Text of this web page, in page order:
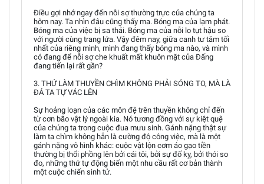
Điều gợi nhớ ngay đến nỗi sợ thường trực của chúng ta
hôm nay. Ta nhìn đâu cũng thấy ma. Bóng ma của lạm phát.
Bóng ma của việc bị sa thải. Bóng ma của nỗi lo tụt hậu so
với người cùng trang lứa. Vậy đêm nay, giữa canh tư tăm tối
nhất của riêng mình, mình đang thấy bóng ma nào, và mình
có đang để nỗi sợ che khuất mất khuôn mặt của Đấng
đang tiến lại rất gần?
3. THỨ LÀM THUYỀN CHÌM KHÔNG PHẢI SÓNG TO, MÀ LÀ
ĐÁ TA TỰ VÁC LÊN
Sự hoảng loạn của các môn đệ trên thuyền không chỉ đến
từ cơn bão vật lý ngoài kia. Nó tương đồng với sự kiệt quệ
của chúng ta trong cuộc đua mưu sinh. Gánh nặng thật sự
làm ta chìm không hẳn là cường độ công việc, mà là một
gánh nặng vô hình khác: cuộc vật lộn cơm áo gạo tiền
thường bị thổi phồng lên bởi cái tôi, bởi sự đố kỵ, bởi thói so
đo, những thứ tự động biến một nhu cầu rất cơ bản thành
một cuộc chiến sinh tử.